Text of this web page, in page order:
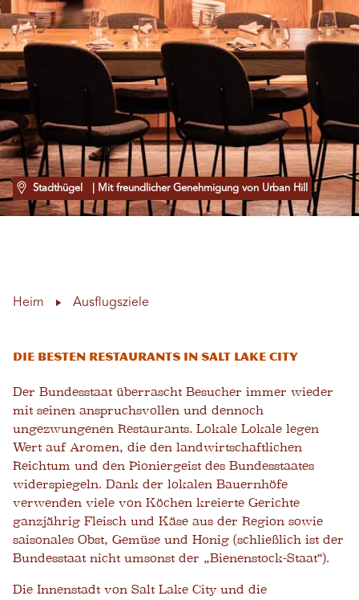
Stadthügel | Mit freundlicher Genehmigung von Urban Hill
Heim Ausflugsziele
Die besten Restaurants in Salt Lake City
Der Bundesstaat überrascht Besucher immer wieder
mit seinen anspruchsvollen und dennoch
ungezwungenen Restaurants. Lokale Lokale legen
Wert auf Aromen, die den landwirtschaftlichen
Reichtum und den Pioniergeist des Bundesstaates
widerspiegeln. Dank der lokalen Bauernhöfe
verwenden viele von Köchen kreierte Gerichte
ganzjährig Fleisch und Käse aus der Region sowie
saisonales Obst, Gemüse und Honig (schließlich ist der
Bundesstaat nicht umsonst der „Bienenstock-Staat“).
Die Innenstadt von Salt Lake City und die